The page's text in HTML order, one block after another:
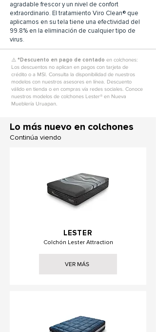
agradable frescor y un nivel de confort
extraordinario. El tratamiento Viro Clean® que
aplicamos en su tela tiene una efectividad del
99.8% en la eliminación de cualquier tipo de
virus.
⚠️ *Descuento en pago de contado en colchones:
Los descuentos no aplican en pagos con tarjeta de
crédito o a MSI. Consulta la disponibilidad de nuestros
modelos con nuestros asesores en línea. Descuento
válido en tienda o en compras vía redes sociales. Conoce
nuestros modelos de colchones Lester® en Nueva
Mueblería Uruapan.
Lo más nuevo en colchones
Continúa viendo
LESTER
Colchón Lester Attraction
VER MÁS